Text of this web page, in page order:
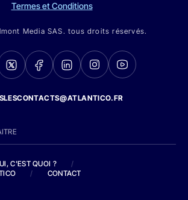
Termes et Conditions
Media SAS. tous droits réservés.
C'EST QUOI ?
/
/ CONTACT